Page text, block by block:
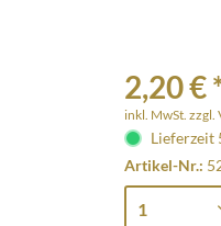
2,20 €
inkl. MwSt.zzgl.
Lieferzeit
Artikel-Nr.: